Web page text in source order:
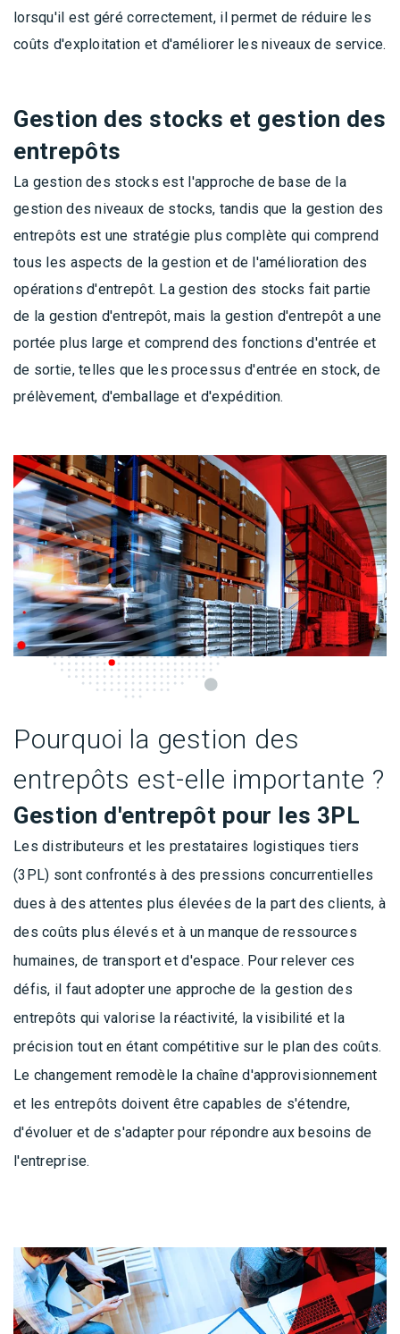
lorsqu'il est géré correctement, il permet de réduire les
coûts d'exploitation et d'améliorer les niveaux de service.
Gestion des stocks et gestion des
entrepôts
La gestion des stocks est l'approche de base de la
gestion des niveaux de stocks, tandis que la gestion des
entrepôts est une stratégie plus complète qui comprend
tous les aspects de la gestion et de l'amélioration des
opérations d'entrepôt. La gestion des stocks fait partie
de la gestion d'entrepôt, mais la gestion d'entrepôt a une
portée plus large et comprend des fonctions d'entrée et
de sortie, telles que les processus d'entrée en stock, de
prélèvement, d'emballage et d'expédition.
Pourquoi la gestion des
entrepôts est-elle importante ?
Gestion d'entrepôt pour les 3PL
Les distributeurs et les prestataires logistiques tiers
(3PL) sont confrontés à des pressions concurrentielles
dues à des attentes plus élevées de la part des clients, à
des coûts plus élevés et à un manque de ressources
humaines, de transport et d'espace. Pour relever ces
défis, il faut adopter une approche de la gestion des
entrepôts qui valorise la réactivité, la visibilité et la
précision tout en étant compétitive sur le plan des coûts.
Le changement remodèle la chaîne d'approvisionnement
et les entrepôts doivent être capables de s'étendre,
d'évoluer et de s'adapter pour répondre aux besoins de
l'entreprise.